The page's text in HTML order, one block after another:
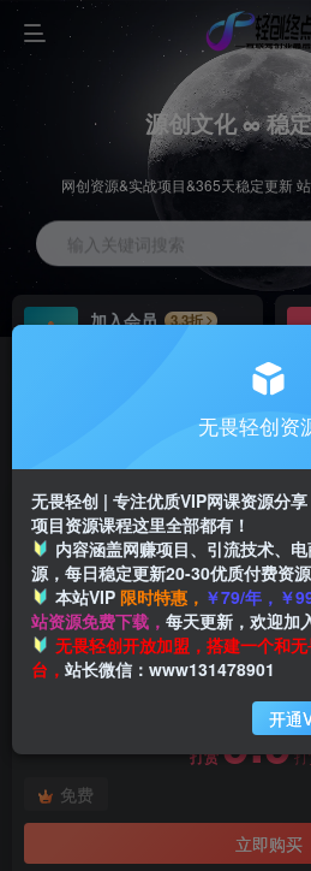
源创文化 ∞ 稳
网创资源&实战项目&365天稳定更新
输入关键词搜索
加入会员
3.3折
推广返佣高达70%
首页 创业课程 会员免费 正文
此内容为付费阅读，请付费后查看
打赏9.9
免费
立即购买
付费阅读
无畏轻创资
无畏轻创 | 专注优质VIP网课资源分
项目资源课程这里全部都有！
内容涵盖网赚项目、引流技术、
源，每日稳定更新20-30优质付费资源
本站VIP 限时特惠， ￥79/年，￥
站资源免费下载， 每天更新，欢迎加
无畏轻创开放加盟，搭建一个和
台， 站长微信：www131478901
开通